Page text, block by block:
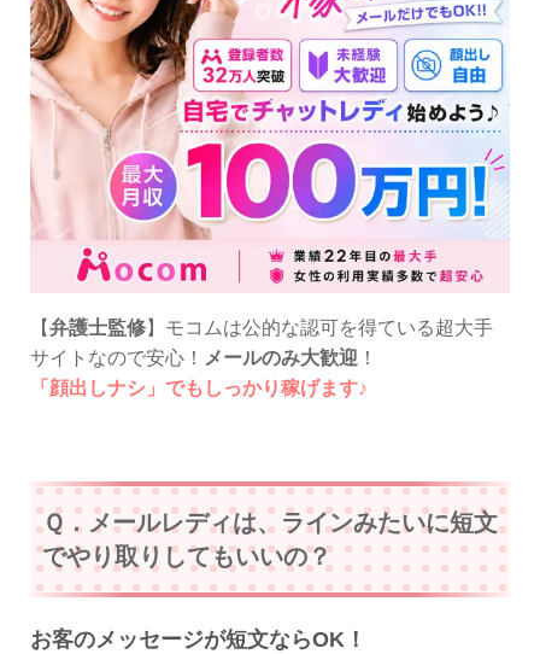
【弁護士監修】モコムは公的な認可を得ている超大手
サイトなので安心！ メールのみ大歓迎 ！
「顔出しナシ」でもしっかり稼げます♪
Ｑ．メールレディは、ラインみたいに短文
でやり取りしてもいいの？
お客のメッセージが短文ならOK！